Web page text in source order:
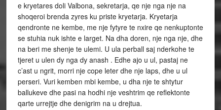
e kryetares doli Valbona, sekretarja, qe nje nga nje na
shoqeroi brenda zyres ku priste kryetarja. Kryetarja
qendronte ne kembe, me nje fytyre te nxire qe nenkuptonte
se stuhia nuk ishte e larget. Na dha doren, nje nga nje, dhe
na beri me shenje te ulemi. U ula perball saj nderkohe te
tjeret u ulen dy nga dy anash . Edhe ajo u ul, pastaj ne
c’ast u ngrit, morri nje cope leter dhe nje laps, dhe u ul
perseri. Vuri kemben mbi kembe, u dha nje te shtytur
ballukeve dhe pasi na hodhi nje veshtrim qe reflektonte
qarte urrejtje dhe denigrim na u drejtua.